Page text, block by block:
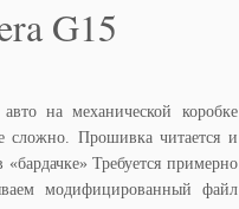
G15
на механической коробке
сложно. Прошивка читается и
Требуется примерно
модифицированный файл